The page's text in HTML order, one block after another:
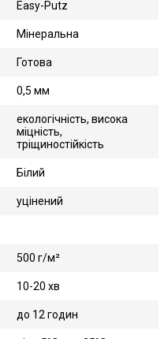
Easy-Putz
Мінеральна
Готова
0,5 мм
екологічність, висока
міцність,
тріщиностійкість
Білий
уцінений
500 г/м²
10-20 хв
до 12 годин